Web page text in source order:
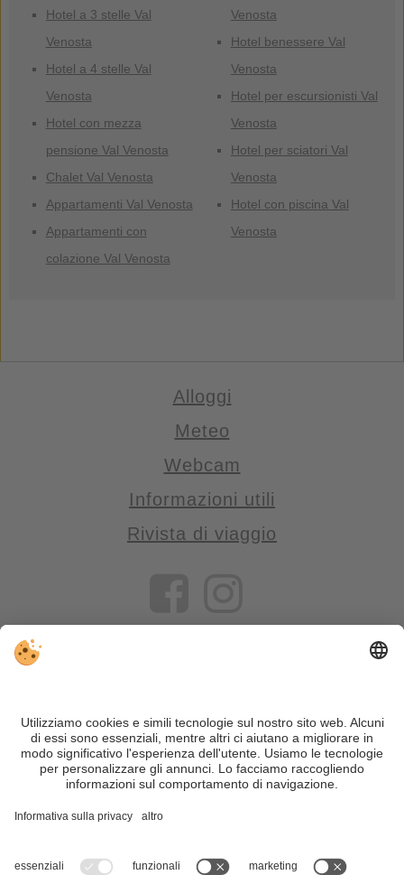
Hotel a 3 stelle Val
Venosta
Hotel a 4 stelle Val
Venosta
Hotel con mezza
pensione Val Venosta
Chalet Val Venosta
Appartamenti Val Venosta
Appartamenti con
colazione Val Venosta
Venosta
Hotel benessere Val
Venosta
Hotel per escursionisti Val
Venosta
Hotel per sciatori Val
Venosta
Hotel con piscina Val
Venosta
Alloggi
Meteo
Webcam
Informazioni utili
Rivista di viaggio
VIVOSüdtirol è il portale di viaggio per chi desidera vivere il
Trentino Alto Adige davvero – con consigli autentici, alloggi e
offerte su misura.
Nonostante il lavoro accurato e il costante aggiornamento dei
motivi di sicurezza, si prega di verificare chiedendo